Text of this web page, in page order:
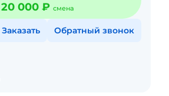
20 000 ₽ смена
Заказать Обратный звонок